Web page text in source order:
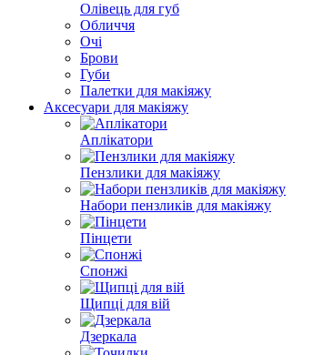
Олівець для губ
Обличчя
Очі
Брови
Губи
Палетки для макіяжу
Аксесуари для макіяжу
Аплікатори
Пензлики для макіяжу
Набори пензликів для макіяжу
Пінцети
Спонжі
Щипці для вій
Дзеркала